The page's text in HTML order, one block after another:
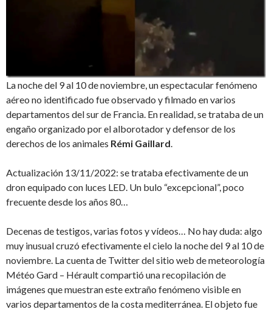
La noche del 9 al 10 de noviembre, un espectacular fenómeno
aéreo no identificado fue observado y filmado en varios
departamentos del sur de Francia. En realidad, se trataba de un
engaño organizado por el alborotador y defensor de los
derechos de los animales Rémi Gaillard.
Actualización 13/11/2022: se trataba efectivamente de un
dron equipado con luces LED. Un bulo “excepcional”, poco
frecuente desde los años 80…
Decenas de testigos, varias fotos y vídeos… No hay duda: algo
muy inusual cruzó efectivamente el cielo la noche del 9 al 10 de
noviembre. La cuenta de Twitter del sitio web de meteorología
Météo Gard – Hérault compartió una recopilación de
imágenes que muestran este extraño fenómeno visible en
varios departamentos de la costa mediterránea. El objeto fue